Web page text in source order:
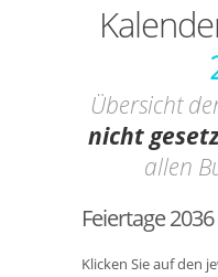
Übersicht
nicht
allen
Feiertage
Klicken Sie auf den